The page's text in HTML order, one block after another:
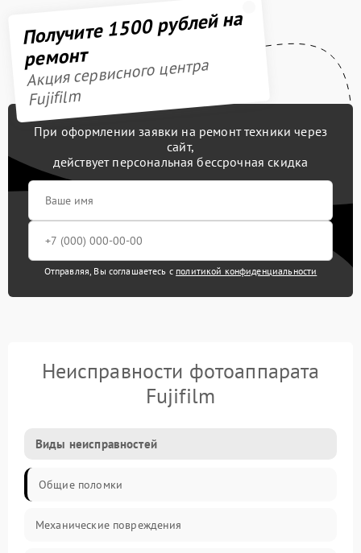
Получите 1500 рублей на
ремонт
Акция сервисного центра
Fujifilm
При оформлении заявки на ремонт техники через
сайт,
действует персональная бессрочная скидка
Отправляя, Вы соглашаетесь с политикой конфиденциальности
Неисправности фотоаппарата
Fujifilm
Виды неисправностей
Общие поломки
Механические повреждения